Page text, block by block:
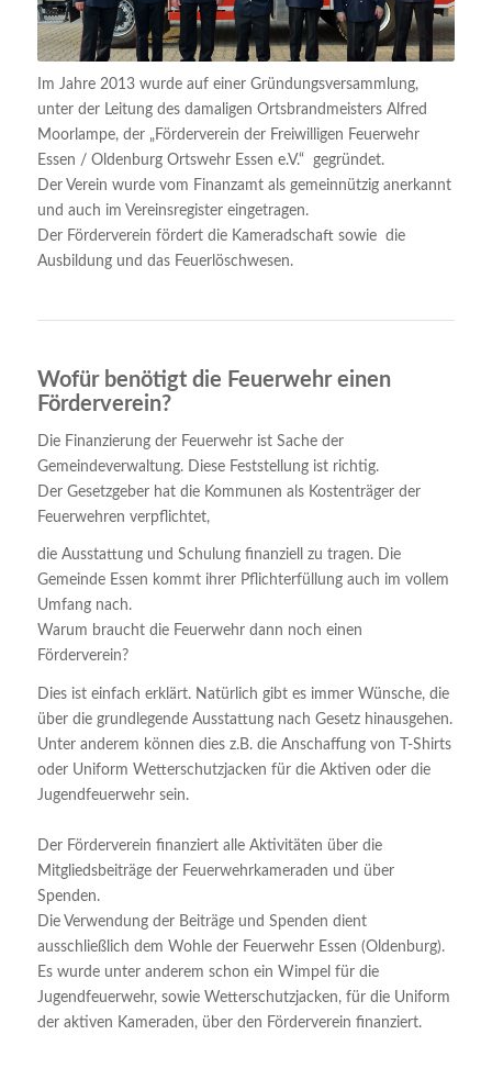
Im Jahre 2013 wurde auf einer Gründungsversammlung,
unter der Leitung des damaligen Ortsbrandmeisters Alfred
Moorlampe, der „Förderverein der Freiwilligen Feuerwehr
Essen / Oldenburg Ortswehr Essen e.V.“ gegründet.
Der Verein wurde vom Finanzamt als gemeinnützig anerkannt
und auch im Vereinsregister eingetragen.
Der Förderverein fördert die Kameradschaft sowie die
Ausbildung und das Feuerlöschwesen.
Wofür benötigt die Feuerwehr einen
Förderverein?
Die Finanzierung der Feuerwehr ist Sache der
Gemeindeverwaltung. Diese Feststellung ist richtig.
Der Gesetzgeber hat die Kommunen als Kostenträger der
Feuerwehren verpflichtet,
die Ausstattung und Schulung finanziell zu tragen. Die
Gemeinde Essen kommt ihrer Pflichterfüllung auch im vollem
Umfang nach.
Warum braucht die Feuerwehr dann noch einen
Förderverein?
Dies ist einfach erklärt. Natürlich gibt es immer Wünsche, die
über die grundlegende Ausstattung nach Gesetz hinausgehen.
Unter anderem können dies z.B. die Anschaffung von T-Shirts
oder Uniform Wetterschutzjacken für die Aktiven oder die
Jugendfeuerwehr sein.
Der Förderverein finanziert alle Aktivitäten über die
Mitgliedsbeiträge der Feuerwehrkameraden und über
Spenden.
Die Verwendung der Beiträge und Spenden dient
ausschließlich dem Wohle der Feuerwehr Essen (Oldenburg).
Eswurde unter anderem schon ein Wimpel für die
Jugendfeuerwehr, sowie Wetterschutzjacken, fürdie Uniform
der aktiven Kameraden, über den Förderverein finanziert.